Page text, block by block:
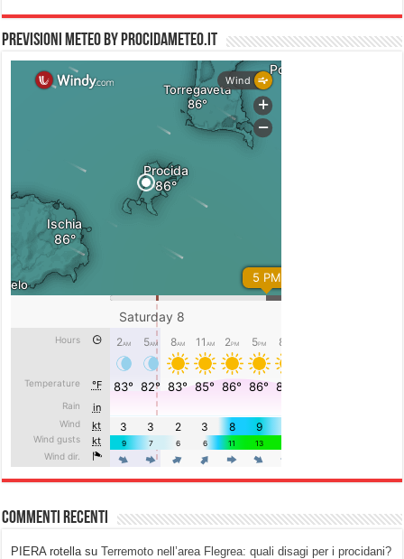
PREVISIONI METEO by PROCIDAMETEO.IT
Commenti recenti
PIERA rotella suTerremoto nell’area Flegrea: quali disagi per i procidani?